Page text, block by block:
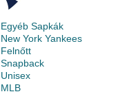
Egyéb Sapkák
New York Yankees
Felnőtt
Snapback
Unisex
MLB